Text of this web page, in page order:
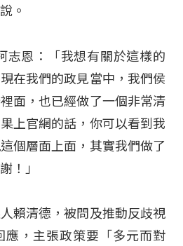
。
志恩：「我想有關於這樣的
在我們的政見當中，我們侯
面，也已經做了一個非常清
上官網的話，你可以看到我
個層面上面，其實我們做了
！」
賴清德，被問及推動反歧視
應，主張政策要「多元而對